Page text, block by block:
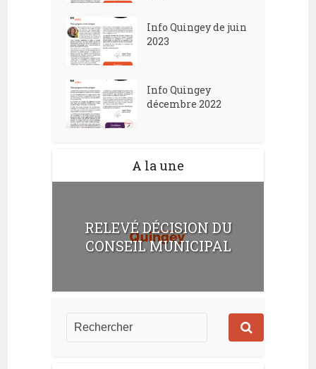
Info Quingey de juin
2023
Info Quingey
décembre 2022
A la une
RELEVÉ DÉCISION DU
CONSEIL MUNICIPAL